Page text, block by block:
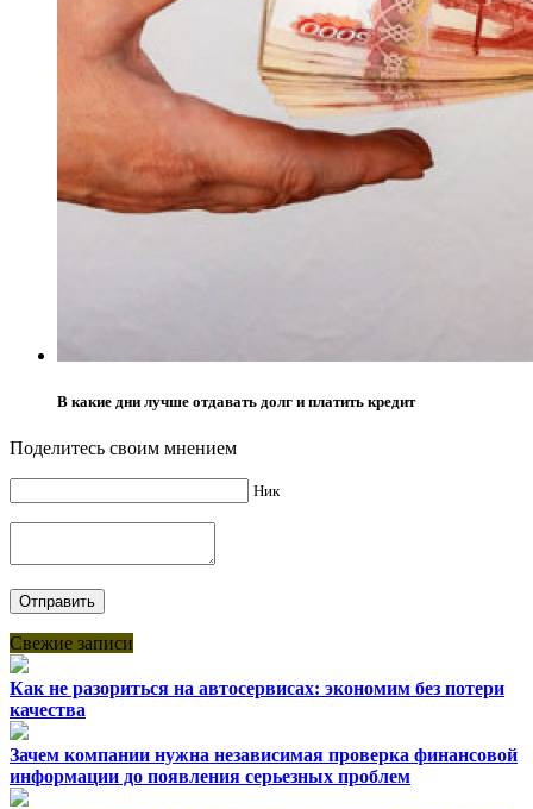
В какие дни лучше отдавать долг и платить кредит
Поделитесь своим мнением
Ник
Свежие записи
Как не разориться на автосервисах: экономим без потери
качества
Зачем компании нужна независимая проверка финансовой
информации до появления серьезных проблем